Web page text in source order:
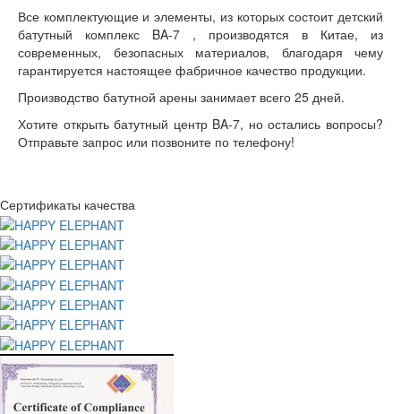
Все комплектующие и элементы, из которых состоит детский
батутный комплекс BA-7 , производятся в Китае, из
современных, безопасных материалов, благодаря чему
гарантируется настоящее фабричное качество продукции.
Производство батутной арены занимает всего 25 дней.
Хотите открыть батутный центр BA-7, но остались вопросы?
Отправьте запрос или позвоните по телефону!
Сертификаты качества